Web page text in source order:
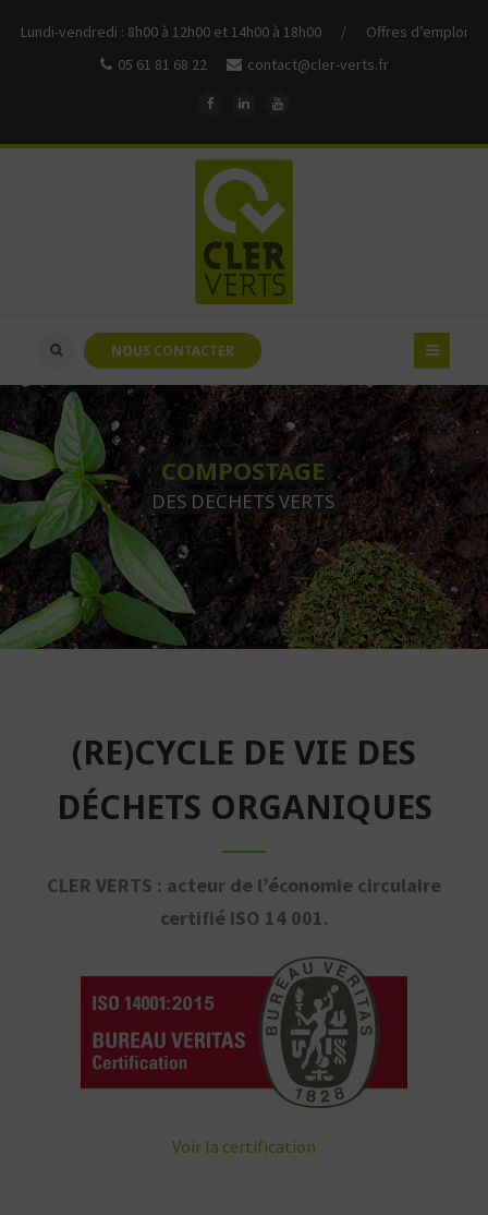
Lundi-vendredi : 8h00 à 12h00 et 14h00 à 18h00 /
Offres d’emploi
05 61 81 68 22
contact@cler-verts.fr
NOUS CONTACTER
COMPOSTAGE
DES DECHETS VERTS
(RE)CYCLE DE VIE DES
DÉCHETS ORGANIQUES
CLER VERTS : acteur de l’économie circulaire
certifié ISO 14 001.
Voir la certification